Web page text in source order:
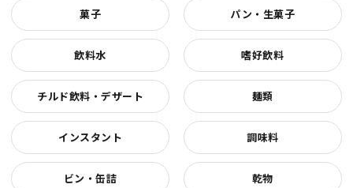
菓子 パン・生菓子
飲料水 嗜好飲料
チルド飲料・デザート 麺類
インスタント 調味料
ビン・缶詰 乾物